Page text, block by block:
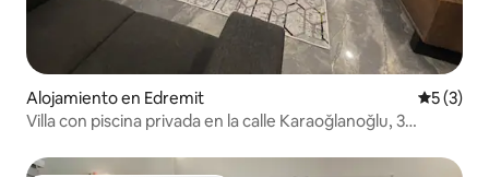
Alojamiento en Edremit
5 (3)
Villa con piscina privada en la calle Karaoğlanoğlu, 3